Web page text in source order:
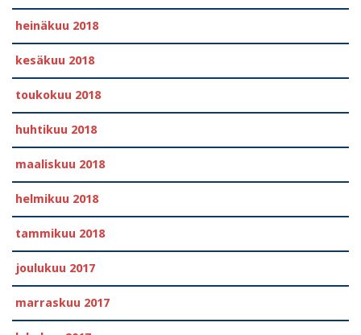
heinäkuu 2018
kesäkuu 2018
toukokuu 2018
huhtikuu 2018
maaliskuu 2018
helmikuu 2018
tammikuu 2018
joulukuu 2017
marraskuu 2017